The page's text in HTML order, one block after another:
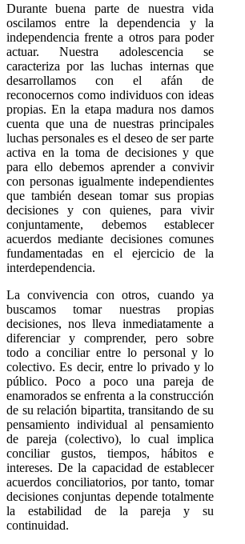
Durante buena parte de nuestra vida
oscilamos entre la dependencia y la
independencia frente a otros para poder
actuar. Nuestra adolescencia se
caracteriza por las luchas internas que
desarrollamos con el afán de
reconocernos como individuos con ideas
propias. En la etapa madura nos damos
cuenta que una de nuestras principales
luchas personales es el deseo de ser parte
activa en la toma de decisiones y que
para ello debemos aprender a convivir
con personas igualmente independientes
que también desean tomar sus propias
decisiones y con quienes, para vivir
conjuntamente, debemos establecer
acuerdos mediante decisiones comunes
fundamentadas en el ejercicio de la
interdependencia.
La convivencia con otros, cuando ya
buscamos tomar nuestras propias
decisiones, nos lleva inmediatamente a
diferenciar y comprender, pero sobre
todo a conciliar entre lo personal y lo
colectivo. Es decir, entre lo privado y lo
público. Poco a poco una pareja de
enamorados se enfrenta a la construcción
de su relación bipartita, transitando de su
pensamiento individual al pensamiento
de pareja (colectivo), lo cual implica
conciliar gustos, tiempos, hábitos e
intereses. De la capacidad de establecer
acuerdos conciliatorios, por tanto, tomar
decisiones conjuntas depende totalmente
la estabilidad de la pareja y su
continuidad.